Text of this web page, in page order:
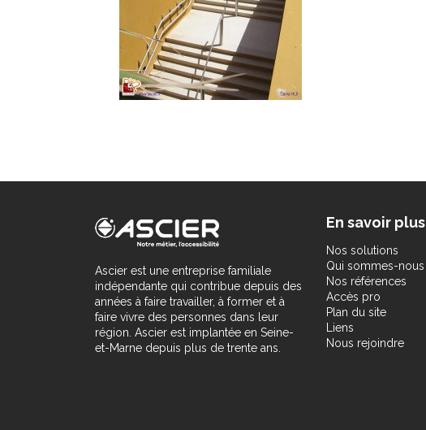
Ascier est une entreprise familiale
indépendante qui contribue depuis des
années à faire travailler, à former et à
faire vivre des personnes dans leur
région. Ascier est implantée en Seine-
et-Marne depuis plus de trente ans.
En savoir plus
Nos solutions
Qui sommes-nous
Nos références
Accès pro
Plan du site
Liens
Nous rejoindre